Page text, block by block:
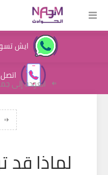
ايش
اتصل بنا
العودة إلى
لماذا